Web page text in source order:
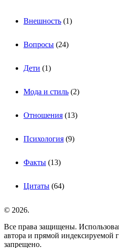
Внешность (1)
Вопросы (24)
Дети (1)
Мода и стиль (2)
Отношения (13)
Психология (9)
Факты (13)
Цитаты (64)
© 2026.
Все права защищены.
автора и прямой индексируемой
запрещено.